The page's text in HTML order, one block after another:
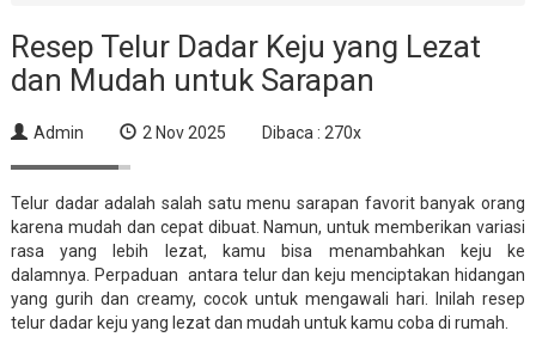
Resep Telur Dadar Keju yang Lezat
dan Mudah untuk Sarapan
Admin 2 Nov 2025 Dibaca : 270x
Telur dadar adalah salah satu menu sarapan favorit banyak orang
karena mudah dan cepat dibuat. Namun, untuk memberikan variasi
rasa yang lebih lezat, kamu bisa menambahkan keju ke
dalamnya. Perpaduan antara telur dan keju menciptakan hidangan
yang gurih dan creamy, cocok untuk mengawali hari. Inilah resep
telur dadar keju yang lezat dan mudah untuk kamu coba di rumah.